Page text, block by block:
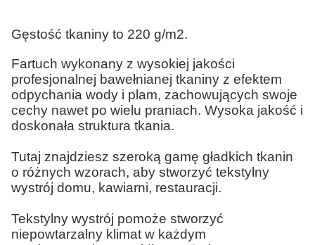
Gęstość tkaniny to 220 g/m2.
Fartuch wykonany z wysokiej jakości
profesjonalnej bawełnianej tkaniny z efektem
odpychania wody i plam, zachowujących swoje
cechy nawet po wielu praniach. Wysoka jakość i
doskonała struktura tkania.
Tutaj znajdziesz szeroką gamę gładkich tkanin
o różnych wzorach, aby stworzyć tekstylny
wystrój domu, kawiarni, restauracji.
Tekstylny wystrój pomoże stworzyć
niepowtarzalny klimat w każdym